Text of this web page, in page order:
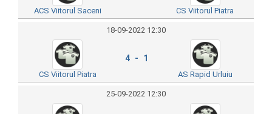
ACS Viitorul Saceni CS Viitorul Piatra
18-09-2022 12:30
CS Viitorul Piatra
4 - 1
AS Rapid Urluiu
25-09-2022 12:30